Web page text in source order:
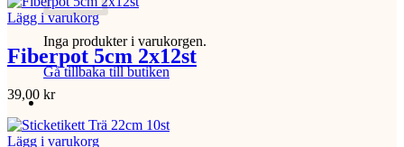
Inga produkter i varukorgen.
Gå tillbaka till butiken
Lägg i varukorg
Fiberpot 5cm 2x12st
39,00 kr
Lägg i varukorg